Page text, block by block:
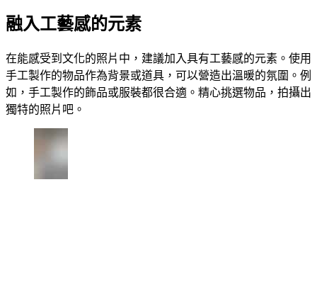
融入工藝感的元素
在能感受到文化的照片中，建議加入具有工藝感的元素。使用
手工製作的物品作為背景或道具，可以營造出溫暖的氛圍。例
如，手工製作的飾品或服裝都很合適。精心挑選物品，拍攝出
獨特的照片吧。